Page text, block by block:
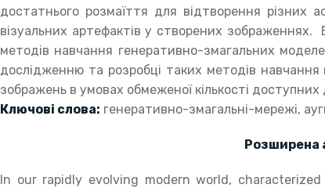
достатнього розмаїття для відтворення
візуальних артефактів у створених зображеннях.
методів навчання генеративно-змагальних
дослідженню та розробці таких методів
зображень в умовах обмеженої кількості доступних
Ключові слова: генеративно-змагальні-мережі,
Розширена
In our rapidly evolving modern world,